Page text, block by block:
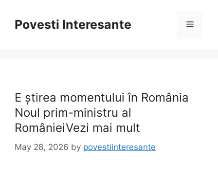
contentPovesti Interesante Menu
E știrea momentului în România
Noul prim-ministru al
RomânieiVezi mai mult
May 28, 2026 by povestiinteresante